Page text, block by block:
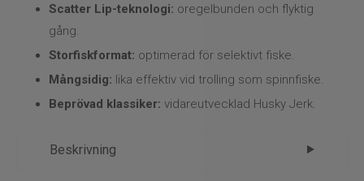
Specimenfiske
Scatter Lip-teknologi: oregelbunden och flyktig
gång.
Storfiskformat: optimerad för selektivt fiske.
Mångsidig: lika effektiv vid trolling som spinnfiske.
Beprövad klassiker: vidareutvecklad Husky Jerk.
Beskrivning